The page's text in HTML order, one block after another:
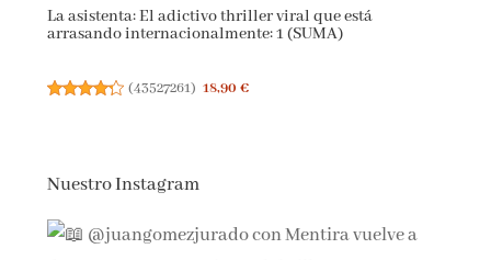
La asistenta: El adictivo thriller viral que está
arrasando internacionalmente: 1 (SUMA)
(43527261) 18,90 €
Nuestro Instagram